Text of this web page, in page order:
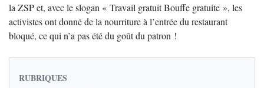
la ZSP et, avec le slogan « Travail gratuit Bouffe gratuite », les
activistes ont donné de la nourriture à l’entrée du restaurant
bloqué, ce qui n’a pas été du goût du patron !
RUBRIQUES